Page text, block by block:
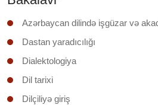
Azərbaycan dilində işgüzar və
Dastan yaradıcılığı
Dialektologiya
Dil tarixi
Dilçiliyə giriş